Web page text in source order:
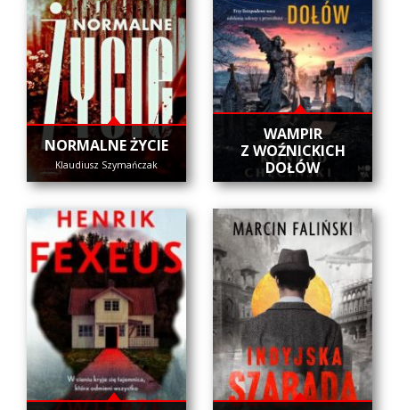
NORMALNE ŻYCIE
Klaudiusz Szymańczak
WAMPIR
Z WOŹNICKICH
DOŁÓW